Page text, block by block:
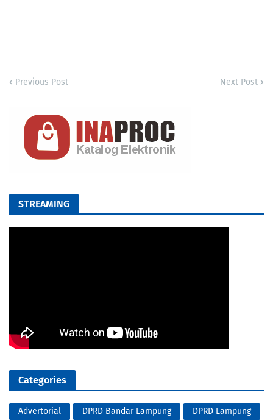
Previous Post Next Post
STREAMING
Categories
Advertorial DPRD Bandar Lampung
DPRD Lampung